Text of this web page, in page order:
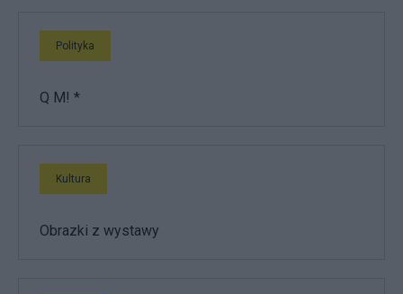
Polityka
Q M! *
Kultura
Obrazki z wystawy